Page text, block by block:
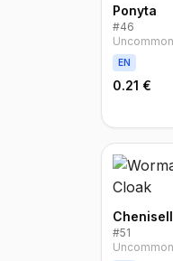
Ponyta
#46
Uncommon
EN
0.21 €
#51
Uncommon